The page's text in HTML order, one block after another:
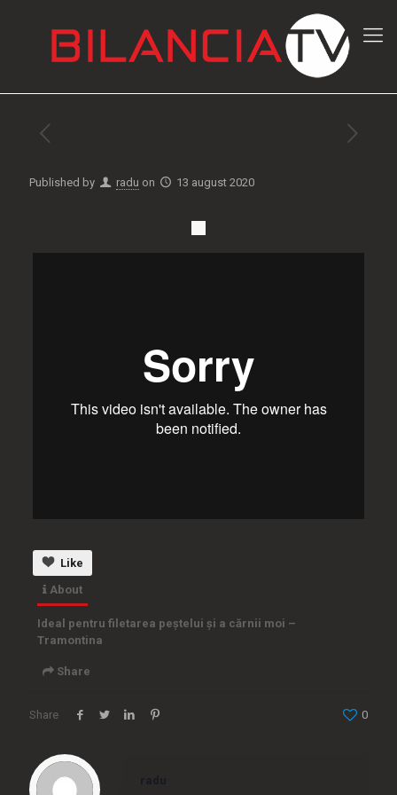
Published by radu on 13 august 2020
Like
About
Ideal pentru filetarea peștelui și a cărnii moi –
Tramontina
Share
Embed
Share 0